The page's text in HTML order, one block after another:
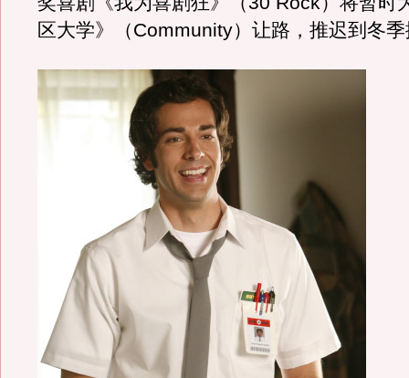
区大学》（Community）让路，推迟到冬